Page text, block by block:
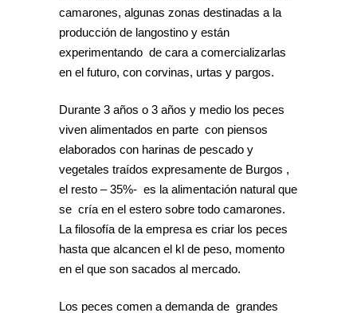
camarones, algunas zonas destinadas a la
producción de langostino y están
experimentando de cara a comercializarlas
en el futuro, con corvinas, urtas y pargos.
Durante 3 años o 3 años y medio los peces
viven alimentados en parte con piensos
elaborados con harinas de pescado y
vegetales traídos expresamente de Burgos ,
el resto – 35%- es la alimentación natural que
se cría en el estero sobre todo camarones.
La filosofía de la empresa es criar los peces
hasta que alcancen el kl de peso, momento
en el que son sacados al mercado.
Los peces comen a demanda de grandes